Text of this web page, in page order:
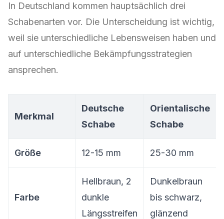
In Deutschland kommen hauptsächlich drei
Schabenarten vor. Die Unterscheidung ist wichtig,
weil sie unterschiedliche Lebensweisen haben und
auf unterschiedliche Bekämpfungsstrategien
ansprechen.
Merkmal
Deutsche
Schabe
Orientalische
Schabe
Größe 12-15 mm 25-30 mm
Farbe
Hellbraun, 2
dunkle
Längsstreifen
Dunkelbraun
bis schwarz,
glänzend